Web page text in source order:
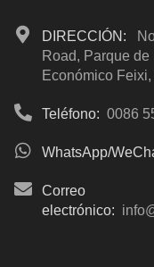
DIRECCIÓN:
Road, Parque
Económico
Teléfono: 0086
WhatsApp/
Correo
electrónico: